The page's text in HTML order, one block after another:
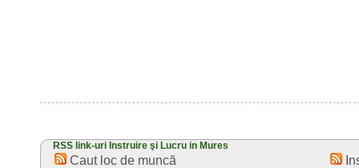
RSS link-uri Instruire şi Lucru in Mures
Caut loc de muncă